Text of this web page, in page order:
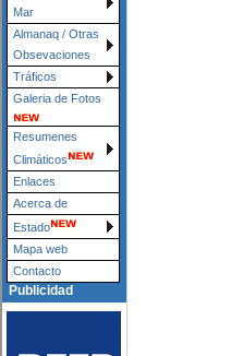
Mar
Almanaq / Otras
Obsevaciones
Tráficos
Galeria de Fotos
Resumenes
Climáticos
Enlaces
Acerca de
Estado
Mapa web
Contacto
Publicidad